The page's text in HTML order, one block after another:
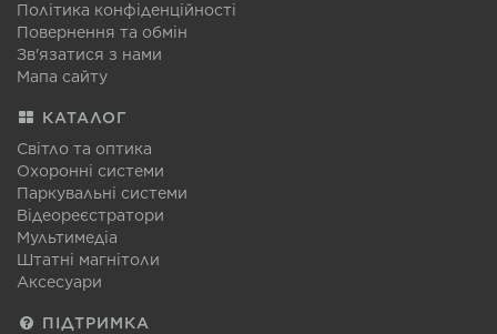
Політика конфіденційності
Повернення та обмін
Зв'язатися з нами
Мапа сайту
КАТАЛОГ
Світло та оптика
Охоронні системи
Паркувальні системи
Відеореєстратори
Мультимедіа
Штатні магнітоли
Аксесуари
ПІДТРИМКА